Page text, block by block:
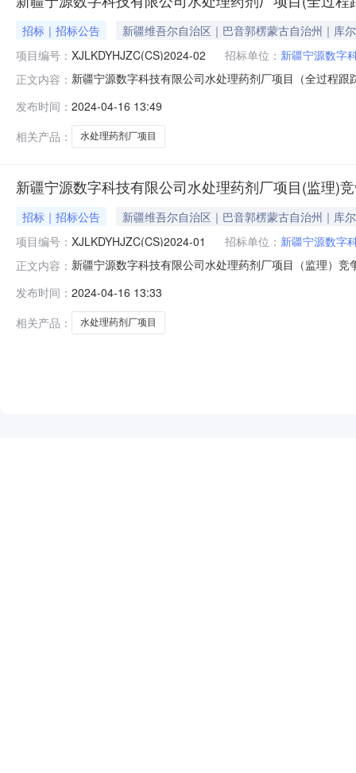
招标｜招标公告
新疆维吾尔自治区｜巴音郭楞蒙古自治州｜库
项目编号： XJLKDYHJZC(CS)2024-02 招标单位： 新疆宁源数字
正文内容： 新疆宁源数字科技有限公司水处理药剂厂项目（全过程
源数字科技有限公司水处理药剂厂项目（全过程跟踪审
建
发布时间： 2024-04-16 13:49
相关产品：
水处理药剂厂项目
新疆宁源数字科技有限公司水处理药剂厂项目(监理)
招标｜招标公告
新疆维吾尔自治区｜巴音郭楞蒙古自治州｜库
项目编号： XJLKDYHJZC(CS)2024-01 招标单位： 新疆宁源数字
正文内容： 新疆宁源数字科技有限公司水处理药剂厂项目（监理）
处理药剂厂项目（监理）采购方式：竞争性磋商预算金
发布时间： 2024-04-16 13:33
相关产品：
水处理药剂厂项目